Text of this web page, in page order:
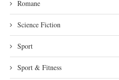
Romane
Science Fiction
Sport
Sport & Fitness